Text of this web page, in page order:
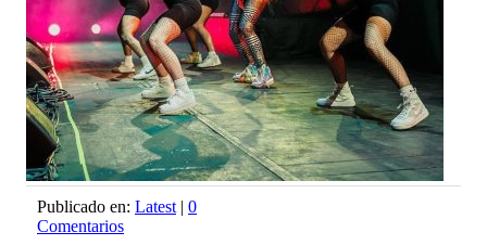
Publicado en: Latest | 0
Comentarios